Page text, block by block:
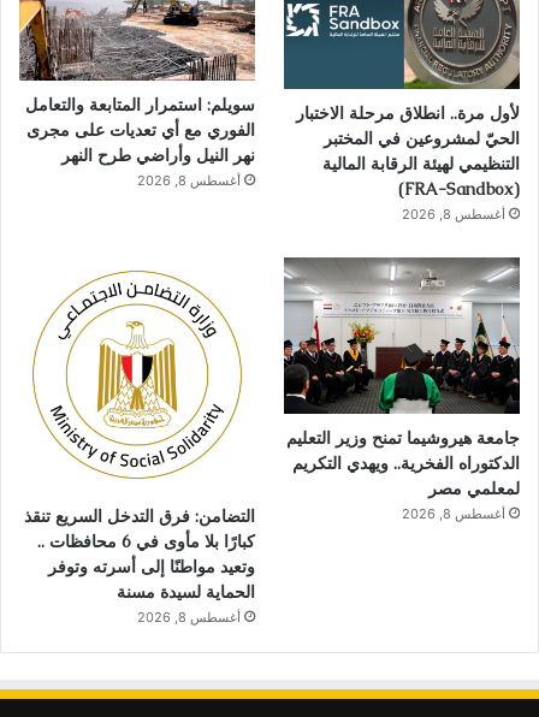
لأول مرة.. انطلاق مرحلة الاختبار
الحيّ لمشروعين في المختبر
التنظيمي لهيئة الرقابة المالية
(FRA-Sandbox)
أغسطس 8, 2026
سويلم: استمرار المتابعة والتعامل
الفوري مع أي تعديات على مجرى
نهر النيل وأراضي طرح النهر
أغسطس 8, 2026
جامعة هيروشيما تمنح وزير التعليم
الدكتوراه الفخرية.. ويهدي التكريم
لمعلمي مصر
أغسطس 8, 2026
التضامن: فرق التدخل السريع تنقذ
كبارًا بلا مأوى في 6 محافظات ..
وتعيد مواطنًا إلى أسرته وتوفر
الحماية لسيدة مسنة
أغسطس 8, 2026